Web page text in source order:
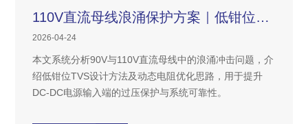
110V直流母线浪涌保护方案｜低钳位TVS设计
2026-04-24
本文系统分析90V与110V直流母线中的浪涌冲击问题，介
绍低钳位TVS设计方法及动态电阻优化思路，用于提升
DC-DC电源输入端的过压保护与系统可靠性。